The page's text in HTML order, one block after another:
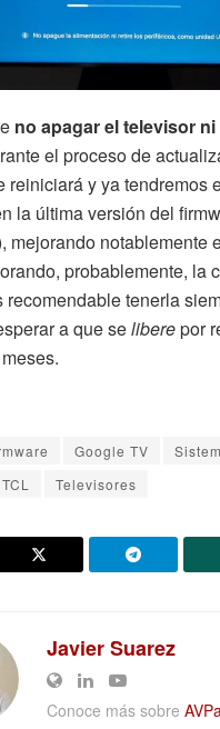
no apagar el televisor
el proceso de
reiniciará y ya tendremos
la última versión del
mejorando notablemente
probablemente, la
recomendable tenerla
a que seliberepor
Google TV
TCL Televisores
Javier Suarez
Conoce más sobre